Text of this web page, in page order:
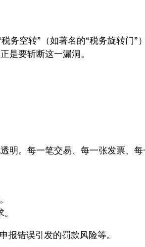
空转”（如著名的“税务旋转门
是要斩断这一漏洞。
明。每一笔交易、每一张发票、
错误引发的罚款风险等。